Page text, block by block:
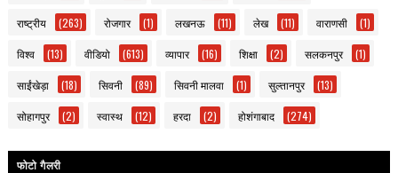
राष्ट्रीय (263) रोजगार (1) लखनऊ (11) लेख (11) वाराणसी (1)
विश्व (13) वीडियो (613) व्यापार (16) शिक्षा (2) सलकनपुर (1)
साईंखेड़ा (18) सिवनी (89) सिवनी मालवा (1) सुल्तानपुर (13)
सोहागपुर (2) स्वास्थ (12) हरदा (2) होशंगाबाद (274)
फोटो गैलरी